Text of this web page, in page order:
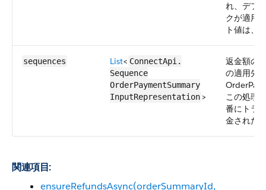
れ、デフ
クが適用
ト値は、
sequences List< ConnectApi.​
Sequence​
OrderPaymentSummary​
InputRepresentation>
返金額の
の適用先
この処理
番にトラ
金された
関連項目:
ensureRefundsAsync(orderSummaryId,